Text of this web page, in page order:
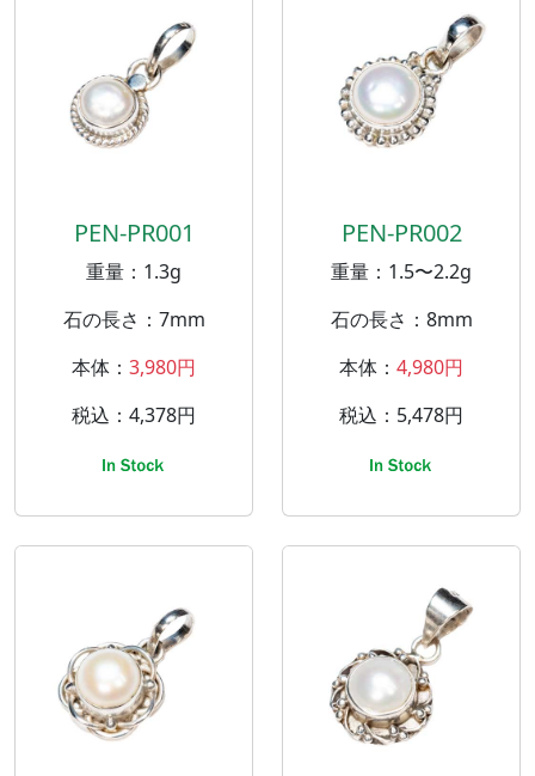
PEN-PR001
重量：1.3g
石の長さ：7mm
本体： 3,980円
税込：4,378円
PEN-PR002
重量：1.5〜2.2g
石の長さ：8mm
本体： 4,980円
税込：5,478円